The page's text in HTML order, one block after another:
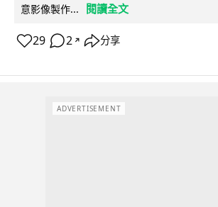
意影像製作...
閱讀全文
29 2 ↗ 分享
ADVERTISEMENT